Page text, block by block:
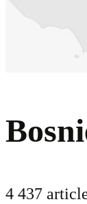
4 437